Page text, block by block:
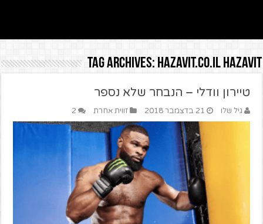
Tag Archives: HAZAVIT.CO.IL HAZAVIT
טיירון וודלי – הנבחר שלא נספר
גיל שלו 21 בדצמבר 2018 זווית אחרת 2